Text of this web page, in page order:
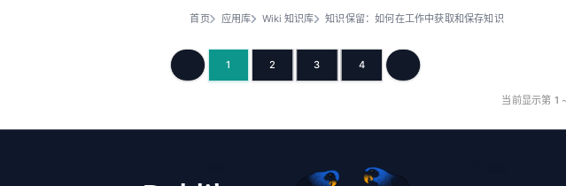
首页 应用库 Wiki 知识库 知识保留：如何在工作中获取和保存知识
上一页 1 2 3 4 下一页
当前显示第 1